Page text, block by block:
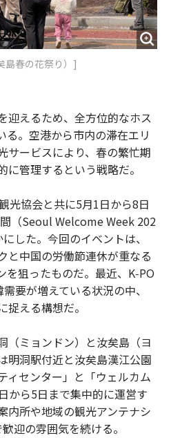
島春の花祭り）]
迎えるため、全方位的なホス
る。空港から市内の滞在エリ
サービスにより、春の繁忙期
管理するという戦略だ。
光協会と共に5月1日から8日
（Seoul Welcome Week 202
した。今回のイベントは、
と中国の労働節連休が重なる
狙ったものだ。最近、K‑PO
要が増えている状況の中、
える構想だ。
（ミョンドン）と汝矣島（ヨ
明洞駅付近と汝矣島漢江公園
ィセンター」と「ウェルカム
から5日まで集中的に運営す
内所や地域の観光アンテナシ
迎の雰囲気を続ける。